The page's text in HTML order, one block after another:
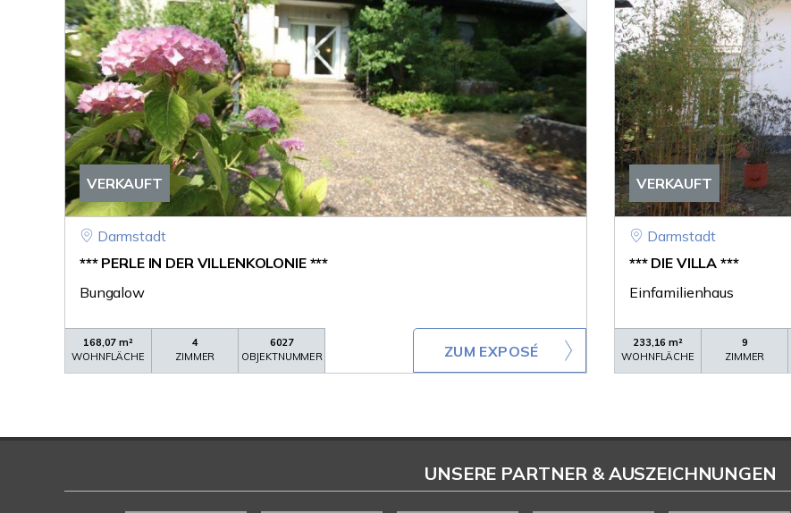
VERKAUFT
Darmstadt
*** PERLE IN DER VILLENKOLONIE ***
Bungalow
168,07 m²
WOHNFLÄCHE
4
ZIMMER
6027
OBJEKTNUMMER
ZUM EXPOSÉ
VERKAUFT
Darmstadt
*** DIE VILLA ***
Einfamilienhaus
233,16 m²
WOHNFLÄCHE
9
ZIMMER
UNSERE PARTNER & AUSZEICHNUNGEN